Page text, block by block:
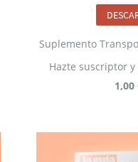
Suplemento
1,00
Hazte suscriptor y